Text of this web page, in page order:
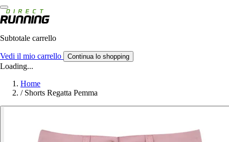
Subtotale carrello
Vedi il mio carrello Continua lo shopping
Loading...
Home
/ Shorts Regatta Pemma